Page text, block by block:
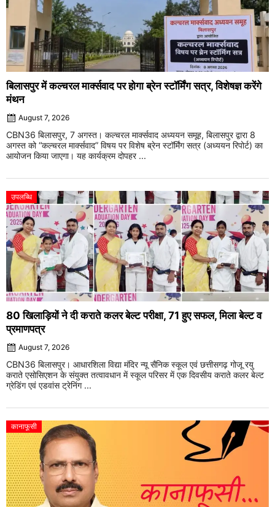
बिलासपुर में कल्चरल मार्क्सवाद पर होगा ब्रेन स्टॉर्मिंग सत्र, विशेषज्ञ करेंगे
मंथन
August 7, 2026
CBN36 बिलासपुर, 7 अगस्त। कल्चरल मार्क्सवाद अध्ययन समूह, बिलासपुर द्वारा 8
अगस्त को “कल्चरल मार्क्सवाद” विषय पर विशेष ब्रेन स्टॉर्मिंग सत्र (अध्ययन रिपोर्ट) का
आयोजन किया जाएगा। यह कार्यक्रम दोपहर ...
उपलब्धि
80 खिलाड़ियों ने दी कराते कलर बेल्ट परीक्षा, 71 हुए सफल, मिला बेल्ट व
प्रमाणपत्र
August 7, 2026
CBN36 बिलासपुर। आधारशिला विद्या मंदिर न्यू सैनिक स्कूल एवं छत्तीसगढ़ गोजू रयु
कराते एसोसिएशन के संयुक्त तत्वावधान में स्कूल परिसर में एक दिवसीय कराते कलर बेल्ट
ग्रेडिंग एवं एडवांस ट्रेनिंग ...
कानाफूसी